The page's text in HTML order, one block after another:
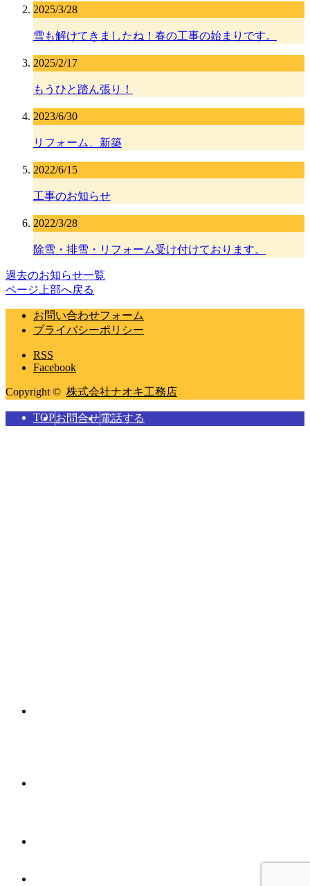
2025/3/28
雪も解けてきましたね！春の工事の始まりです。
2025/2/17
もうひと踏ん張り！
2023/6/30
リフォーム、新築
2022/6/15
工事のお知らせ
2022/3/28
除雪・排雪・リフォーム受け付けております。
過去のお知らせ一覧
ページ上部へ戻る
お問い合わせフォーム
プライバシーポリシー
RSS
Facebook
Copyright © 株式会社ナオキ工務店
TOPお問合せ電話する